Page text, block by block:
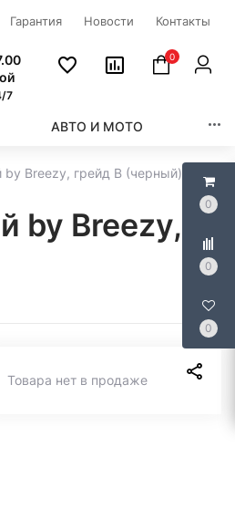
0
0
0
Гарантия Новости Контакты
7
0
АВТО И МОТО
by Breezy, грейд B (черный)
by Breezy,
Товара нет в продаже